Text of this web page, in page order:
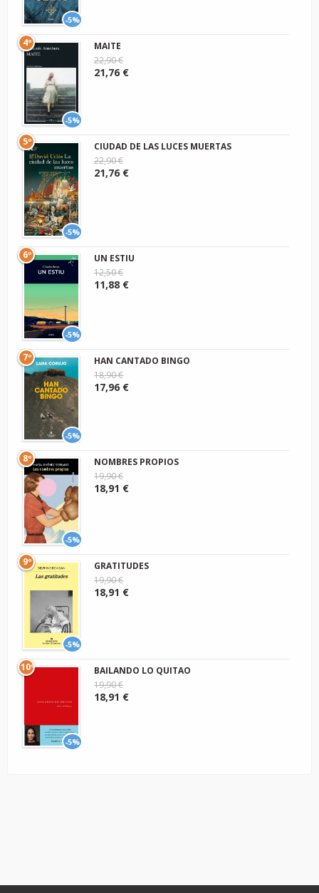
-5%
-5%
4º
MAITE
22,90 €
21,76 €
-5%
5º
CIUDAD DE LAS LUCES MUERTAS
22,90 €
21,76 €
-5%
6º
UN ESTIU
12,50 €
11,88 €
-5%
7º
HAN CANTADO BINGO
18,90 €
17,96 €
-5%
8º
NOMBRES PROPIOS
19,90 €
18,91 €
-5%
9º
GRATITUDES
19,90 €
18,91 €
-5%
10º
BAILANDO LO QUITAO
19,90 €
18,91 €